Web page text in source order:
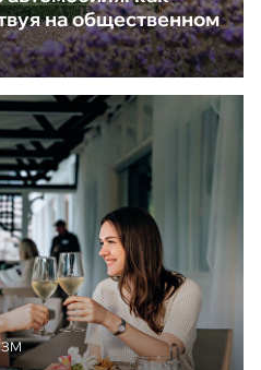
на общественном